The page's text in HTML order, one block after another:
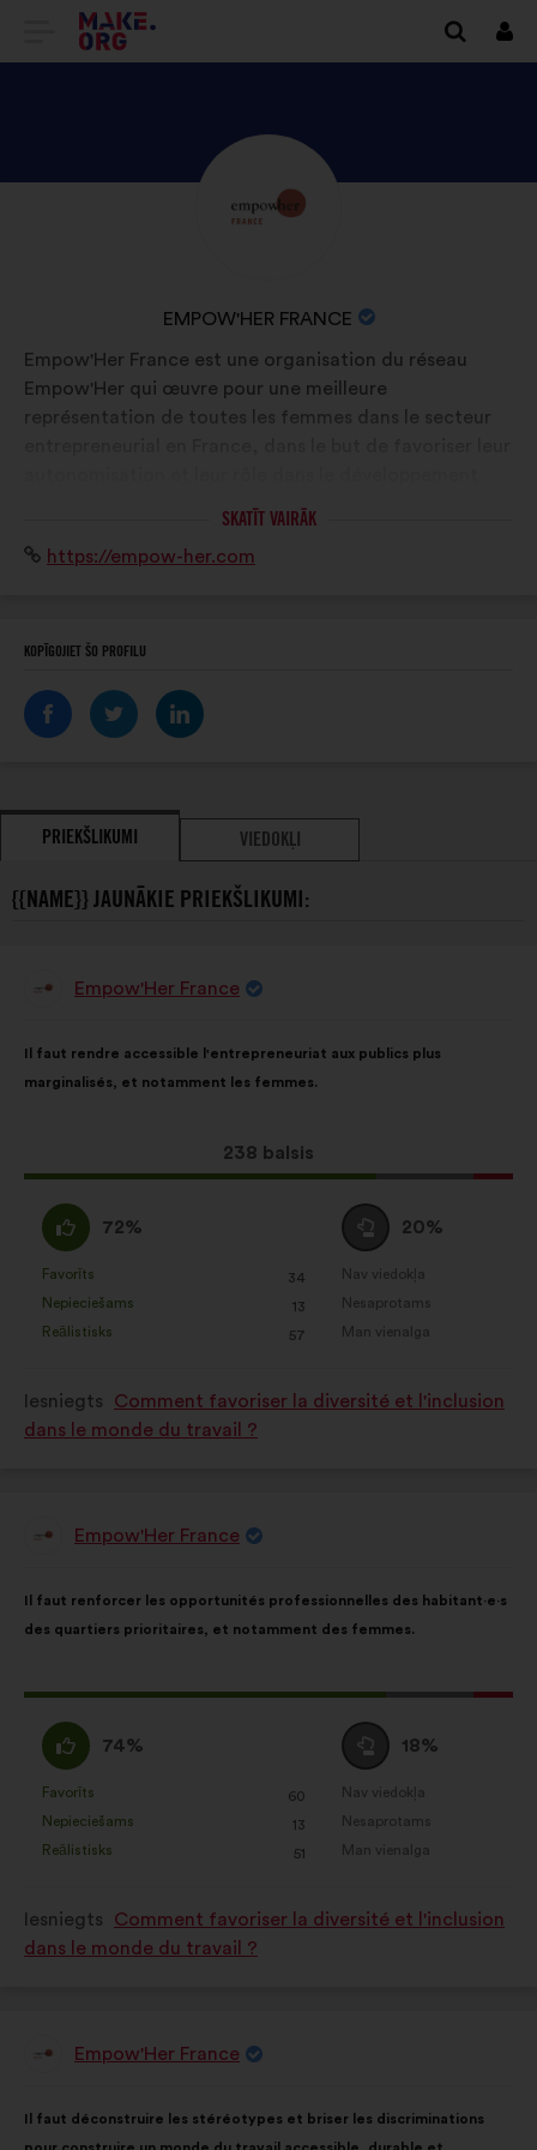
DOTIES
MAKE.ORG
SĀKUMLAPUAPSKATIET
ORGANIZĀCIJAS
EMPOW'HER FRANCE
Biogrāfija:
Empow'Her France est une organisation du réseau
Empow'Her qui œuvre pour une meilleure
représentation de toutes les femmes dans le secteur
d’une société plus juste et représentative.
SKATĪT VAIRĀK
Interneta
https://empow-her.com
KOPĪGOJIET ŠO PROFILU
PRIEKŠLIKUMI VIEDOKĻI
{{NAME}} JAUNĀKIE PRIEKŠLIKUMI:
PriekšlikumuEmpow'Her France
saturs:
Il faut rendre accessible l'entrepreneuriat aux publics plus
marginalisés, et notamment les femmes.
Šis
priekšlikums
238 balsis
ir
šāds:
Piekrītu
:
72%
kā:
Favorīts
: 34
reize(-
s)
Nepieciešams
: 13
reize(-
s)
Reālistisks
: 57
reize(-
Neitrāls
balsojums
:
20%
kā:
Nav viedokļa
:reize(-
s)
Nesaprotams
:reize(-
s)
Man vienalga
:reize(-
Iesniegts
Comment favoriser la diversité et l'inclusion
dans le monde du travail ?
PriekšlikumuEmpow'Her France
saturs:
Il faut renforcer les opportunités professionnelles des habitant·e·s
des quartiers prioritaires, et notamment des femmes.
Šis
priekšlikums
saņēma:
ir
šāds:
Piekrītu
:
74%
kā:
Favorīts
: 60
reize(-
s)
Nepieciešams
: 13
reize(-
s)
Reālistisks
: 51
reize(-
Neitrāls
balsojums
:
18%
kā:
Nav viedokļa
:reize(-
s)
Nesaprotams
:reize(-
s)
Man vienalga
:reize(-
Iesniegts
Comment favoriser la diversité et l'inclusion
dans le monde du travail ?
PriekšlikumuEmpow'Her France
saturs:
Il faut déconstruire les stéréotypes et briser les discriminations
ir